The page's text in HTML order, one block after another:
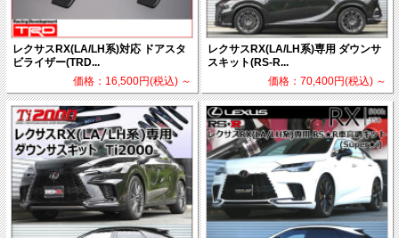
レクサスRX(LA/LH系)対応 ドアスタ
ビライザー(TRD...
価格：16,500円(税込) ～
レクサスRX(LA/LH系)専用 ダウンサ
スキット(RS-R...
価格：70,400円(税込) ～